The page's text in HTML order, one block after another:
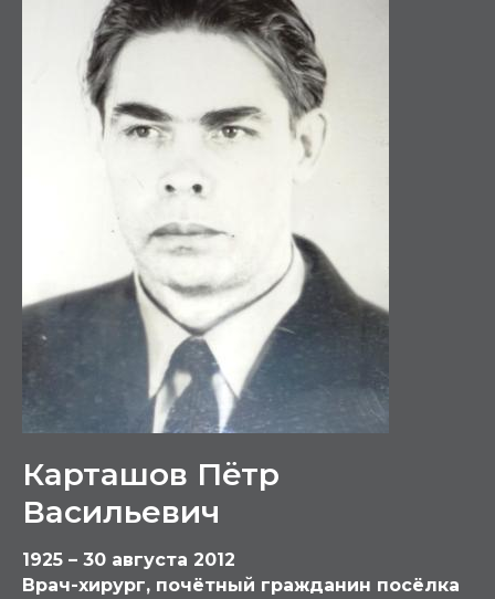
Карташов Пётр
Васильевич
1925 – 30 августа 2012
Врач-хирург, почётный гражданин посёлка